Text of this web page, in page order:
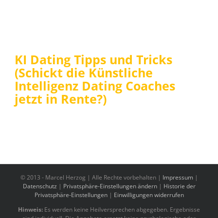
KI Dating Tipps und Tricks
(Schickt die Künstliche
Intelligenz Dating Coaches
jetzt in Rente?)
© 2013 - Marcel Herzog | Alle Rechte vorbehalten | Impressum |
Datenschutz | Privatsphäre-Einstellungen ändern| Historie der
Privatsphäre-Einstellungen| Einwilligungen widerrufen
Hinweis: Es werden keine Heilversprechen abgegeben. Ergebnisse